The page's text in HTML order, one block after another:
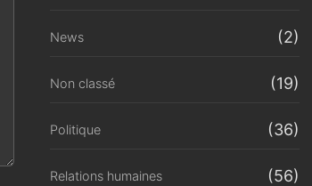
News (2)
Non classé (19)
Politique (36)
Relations humaines (56)